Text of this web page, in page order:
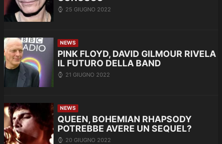
25 GIUGNO 2022
NEWS
PINK FLOYD, DAVID GILMOUR RIVELA
IL FUTURO DELLA BAND
21 GIUGNO 2022
NEWS
QUEEN, BOHEMIAN RHAPSODY
POTREBBE AVERE UN SEQUEL?
20 GIUGNO 2022